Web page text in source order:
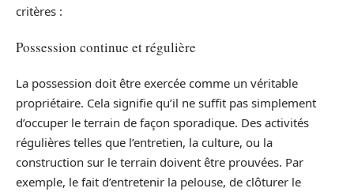
critères :
Possession continue et régulière
La possession doit être exercée comme un véritable
propriétaire. Cela signifie qu’il ne suffit pas simplement
d’occuper le terrain de façon sporadique. Des activités
régulières telles que l’entretien, la culture, ou la
construction sur le terrain doivent être prouvées. Par
exemple, le fait d’entretenir la pelouse, de clôturer le